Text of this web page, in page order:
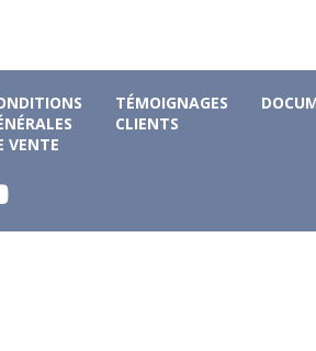
VENTE
TÉMOIGNAGES
CLIENTS